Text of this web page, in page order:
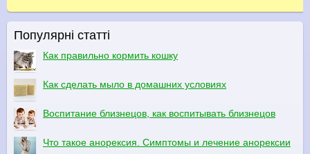
Популярні статті
Как правильно кормить кошку
Как сделать мыло в домашних условиях
Воспитание близнецов, как воспитывать близнецов
Что такое анорексия. Симптомы и лечение анорексии